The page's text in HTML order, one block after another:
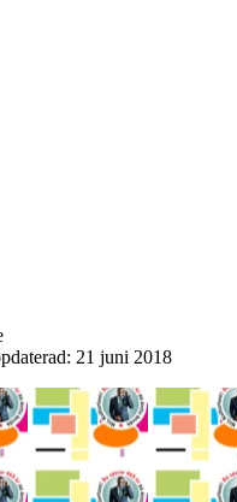
21 juni 2018